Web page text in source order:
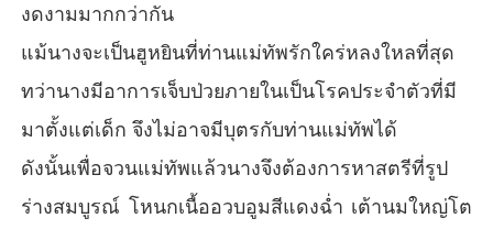
งดงามมากกว่ากัน
แม้นางจะเป็นฮูหยินที่ท่านแม่ทัพรักใคร่หลงใหลที่สุด
ทว่านางมีอาการเจ็บป่วยภายในเป็นโรคประจำตัวที่มี
มาตั้งแต่เด็ก จึงไม่อาจมีบุตรกับท่านแม่ทัพได้
ดังนั้นเพื่อจวนแม่ทัพแล้วนางจึงต้องการหาสตรีที่รูป
ร่างสมบูรณ์ โหนกเนื้ออวบอูมสีแดงฉ่ำ เต้านมใหญ่โต